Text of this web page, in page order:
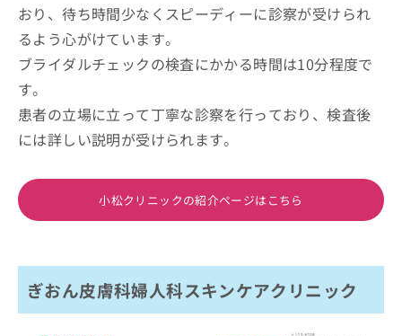
おり、待ち時間少なくスピーディーに診察が受けられ
るよう心がけています。
ブライダルチェックの検査にかかる時間は10分程度で
す。
患者の立場に立って丁寧な診察を行っており、検査後
には詳しい説明が受けられます。
小松クリニックの紹介ページはこちら
ぎおん皮膚科婦人科スキンケアクリニック